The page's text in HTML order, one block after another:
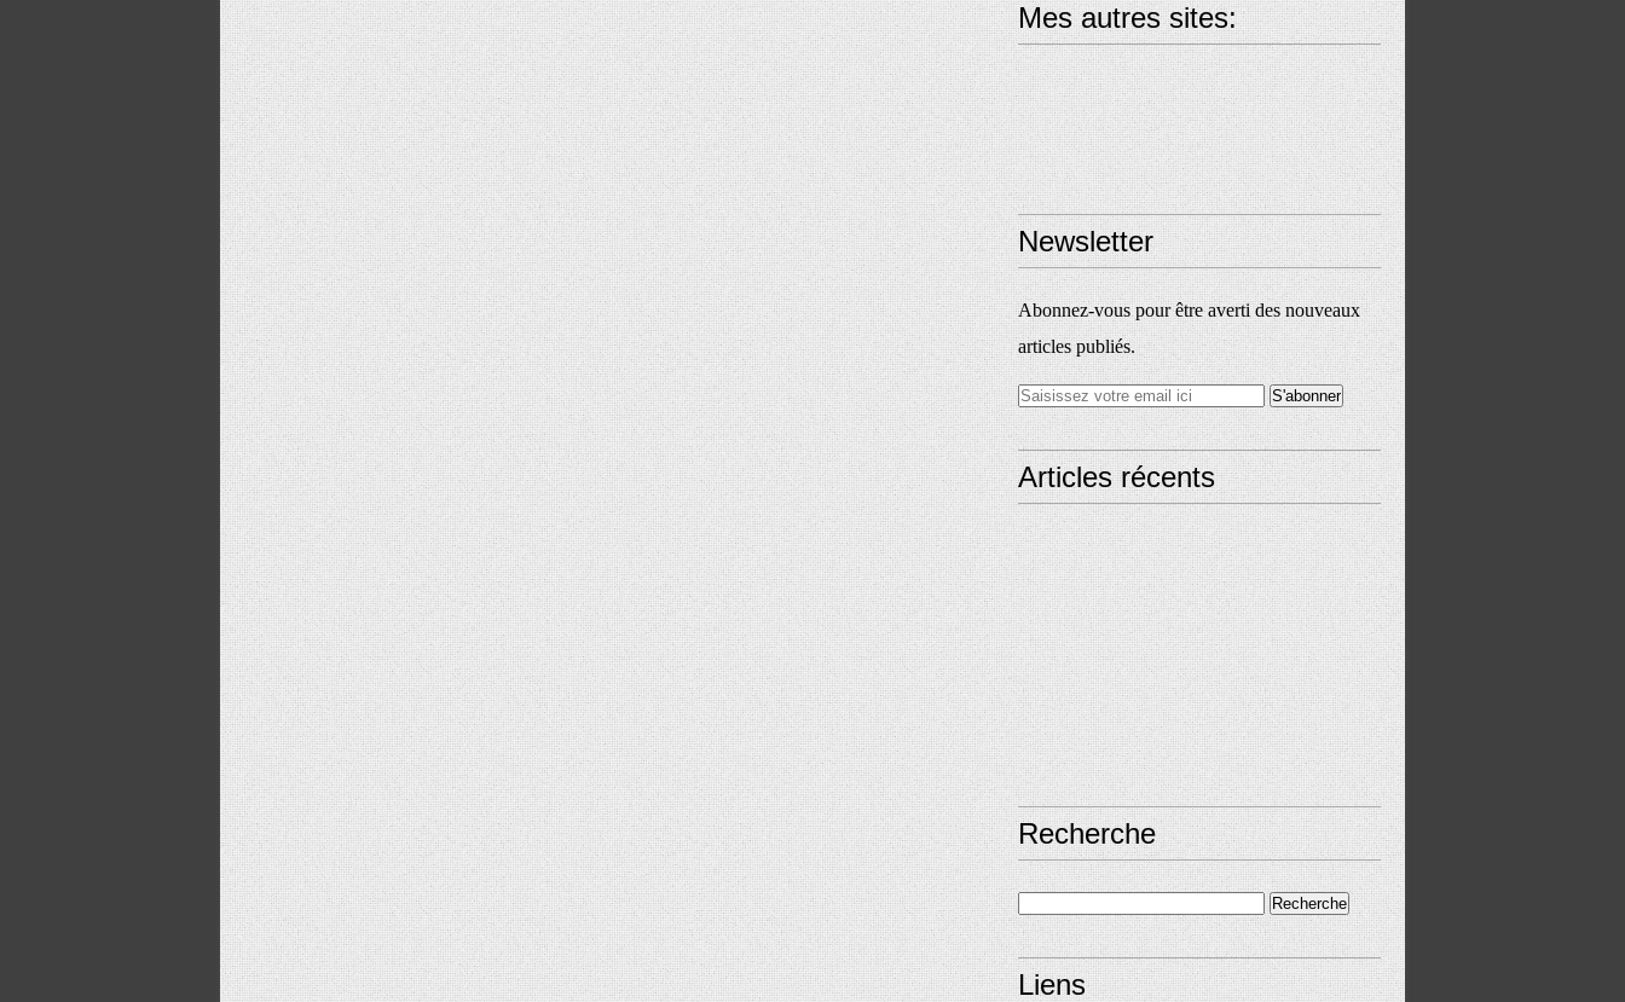
Mes autres sites:
Newsletter
Abonnez-vous pour être averti des nouveaux
articles publiés.
Articles récents
Recherche
Liens